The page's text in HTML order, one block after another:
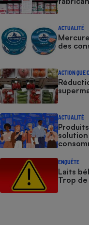
ACTUALITÉ
des
ACTION QUE
ACTUALITÉ
ENQUÊTE
Laits
Trop